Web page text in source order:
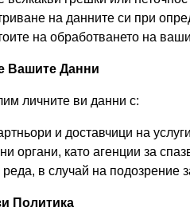
на данните си при
на обработването на
Вашите Данни
личните ви данни с:
и доставчици на
органи, като агенции за
в случай на подозрение
Политика